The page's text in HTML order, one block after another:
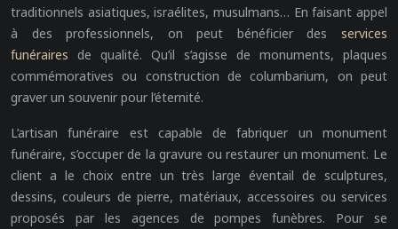
traditionnels asiatiques, israélites, musulmans… En faisant appel
à des professionnels, on peut bénéficier des services
funéraires de qualité. Qu’il s’agisse de monuments, plaques
commémoratives ou construction de columbarium, on peut
graver un souvenir pour l’éternité.
L’artisan funéraire est capable de fabriquer un monument
funéraire, s’occuper de la gravure ou restaurer un monument. Le
client a le choix entre un très large éventail de sculptures,
dessins, couleurs de pierre, matériaux, accessoires ou services
proposés par les agences de pompes funèbres. Pour se